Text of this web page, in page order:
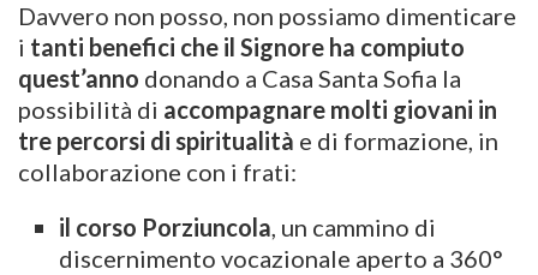
Davvero non posso, non possiamo dimenticare
i tanti benefici che il Signore ha compiuto
quest’anno donando a Casa Santa Sofia la
possibilità di accompagnare molti giovani in
tre percorsi di spiritualità e di formazione, in
collaborazione con i frati:
il corso Porziuncola, un cammino di
discernimento vocazionale aperto a 360°